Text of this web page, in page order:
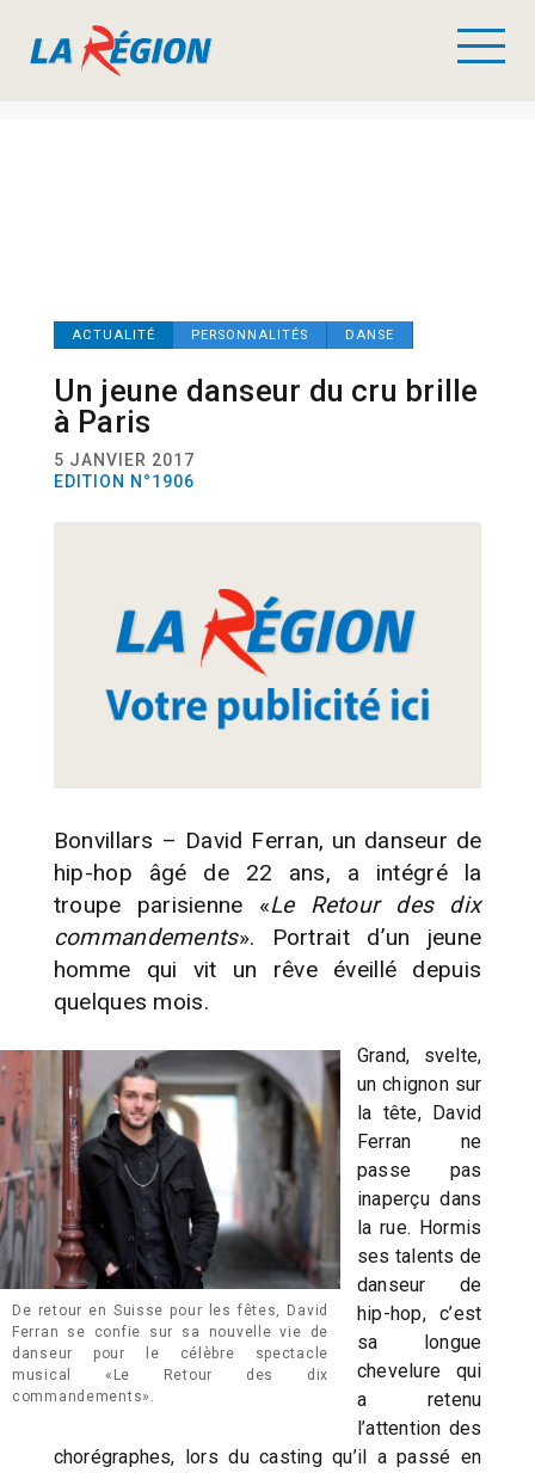
ACTUALITÉ PERSONNALITÉS DANSE
Un jeune danseur du cru brille
à Paris
5 JANVIER 2017
EDITION N°1906
Bonvillars – David Ferran, un danseur de
hip-hop âgé de 22 ans, a intégré la
troupe parisienne «Le Retour des dix
commandements». Portrait d’un jeune
homme qui vit un rêve éveillé depuis
quelques mois.
De retour en Suisse pour les fêtes, David
Ferran se confie sur sa nouvelle vie de
danseur pour le célèbre spectacle
musical «Le Retour des dix
commandements».
Grand, svelte,
un chignon sur
la tête, David
Ferran ne
passe pas
inaperçu dans
la rue. Hormis
ses talents de
danseur de
hip-hop, c’est
sa longue
chevelure qui
a retenu
l’attention des
chorégraphes, lors du casting qu’il a passé en